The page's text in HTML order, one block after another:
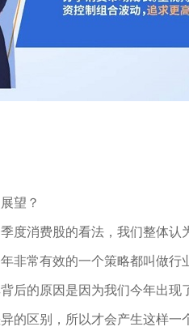
望？
消费股的看法，我们整体认
非常有效的一个策略都叫做
后的原因是因为我们今年出
的区别，所以才会产生这样